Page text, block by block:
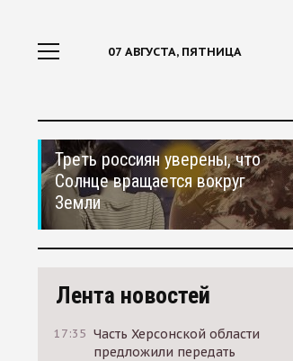
07 АВГУСТА, ПЯТНИЦА
Треть россиян уверены, что
Солнце вращается вокруг
Земли
Лента новостей
17:35 Часть Херсонской области
предложили передать